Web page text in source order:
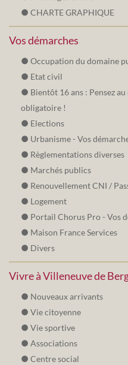
CHARTE GRAPHIQUE
Vos démarches
Occupation du domaine
Etat civil
Bientôt 16 ans : Pensez
obligatoire !
Elections
Urbanisme - Vos
Règlementations diverses
Marchés publics
Renouvellement CNI /
Logement
Portail Chorus Pro - Vos
Maison France Services
Divers
Vivre à Villeneuve de
Nouveaux arrivants
Vie citoyenne
Vie sportive
Associations
Centre social